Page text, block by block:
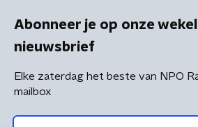
Abonneer je op onze
nieuwsbrief
Elke zaterdag het beste van NPO
mailbox